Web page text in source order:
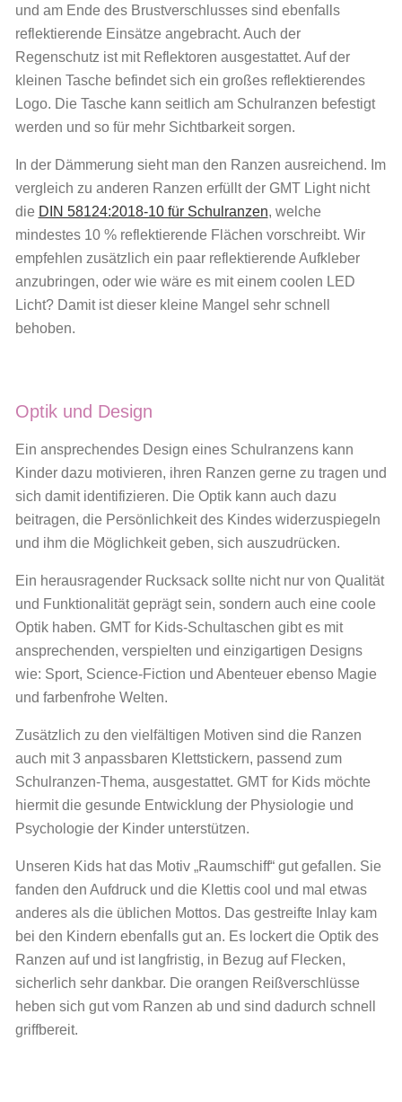
und am Ende des Brustverschlusses sind ebenfalls
reflektierende Einsätze angebracht. Auch der
Regenschutz ist mit Reflektoren ausgestattet. Auf der
kleinen Tasche befindet sich ein großes reflektierendes
Logo. Die Tasche kann seitlich am Schulranzen befestigt
werden und so für mehr Sichtbarkeit sorgen.
In der Dämmerung sieht man den Ranzen ausreichend. Im
vergleich zu anderen Ranzen erfüllt der GMT Light nicht
die DIN 58124:2018-10 für Schulranzen, welche
mindestes 10 % reflektierende Flächen vorschreibt. Wir
empfehlen zusätzlich ein paar reflektierende Aufkleber
anzubringen, oder wie wäre es mit einem coolen LED
Licht? Damit ist dieser kleine Mangel sehr schnell
behoben.
Optik und Design
Ein ansprechendes Design eines Schulranzens kann
Kinder dazu motivieren, ihren Ranzen gerne zu tragen und
sich damit identifizieren. Die Optik kann auch dazu
beitragen, die Persönlichkeit des Kindes widerzuspiegeln
und ihm die Möglichkeit geben, sich auszudrücken.
Ein herausragender Rucksack sollte nicht nur von Qualität
und Funktionalität geprägt sein, sondern auch eine coole
Optik haben. GMT for Kids-Schultaschen gibt es mit
ansprechenden, verspielten und einzigartigen Designs
wie: Sport, Science-Fiction und Abenteuer ebenso Magie
und farbenfrohe Welten.
Zusätzlich zu den vielfältigen Motiven sind die Ranzen
auch mit 3 anpassbaren Klettstickern, passend zum
Schulranzen-Thema, ausgestattet. GMT for Kids möchte
hiermit die gesunde Entwicklung der Physiologie und
Psychologie der Kinder unterstützen.
Unseren Kids hat das Motiv „Raumschiff“ gut gefallen. Sie
fanden den Aufdruck und die Klettis cool und mal etwas
anderes als die üblichen Mottos. Das gestreifte Inlay kam
bei den Kindern ebenfalls gut an. Es lockert die Optik des
Ranzen auf und ist langfristig, in Bezug auf Flecken,
sicherlich sehr dankbar. Die orangen Reißverschlüsse
heben sich gut vom Ranzen ab und sind dadurch schnell
griffbereit.